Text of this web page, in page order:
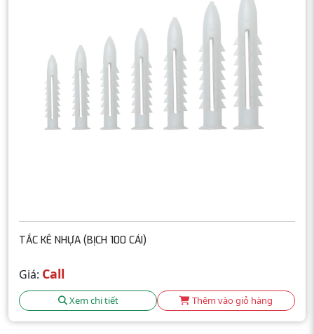
TẮC KÊ NHỰA (BỊCH 100 CÁI)
Giá: Call
Xem chi tiết Thêm vào giỏ hàng